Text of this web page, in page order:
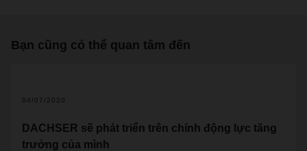
Bạn cũng có thể quan tâm đến
04/07/2020
DACHSER sẽ phát triển trên chính động lực tăng
trưởng của mình